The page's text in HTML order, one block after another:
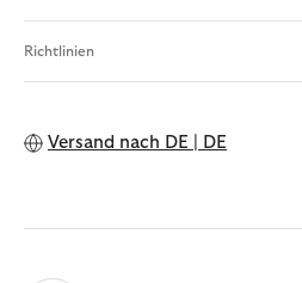
Richtlinien
Versand nach DE | DE